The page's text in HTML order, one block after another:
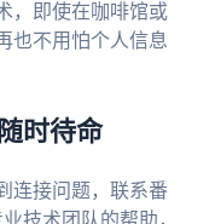
，即使在咖啡馆或
也不用怕个人信息
时待命
连接问题，联系番
技术团队的帮助，